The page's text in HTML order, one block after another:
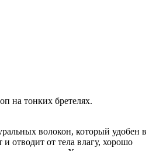
на тонких бретелях.
волокон, который удобен в
отводит от тела влагу, хорошо